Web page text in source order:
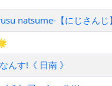
natsume-【にじさんじ
んす!《 日南 》